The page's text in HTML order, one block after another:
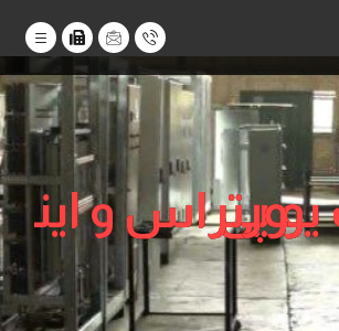
تفاوت یو پی اس و اینورتر